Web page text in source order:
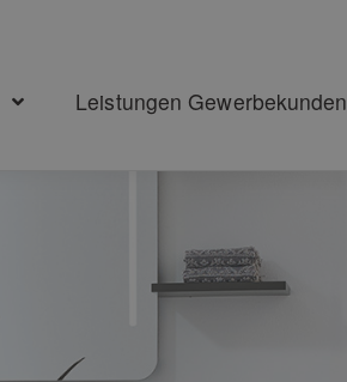
Leistungen Gewerbekunden